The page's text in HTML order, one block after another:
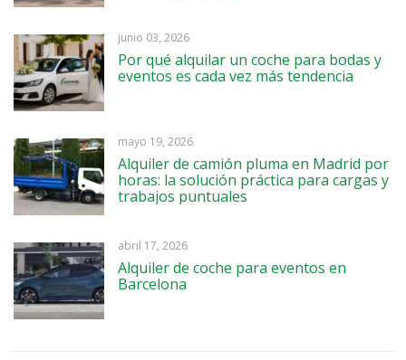
junio 03, 2026
Por qué alquilar un coche para bodas y
eventos es cada vez más tendencia
mayo 19, 2026
Alquiler de camión pluma en Madrid por
horas: la solución práctica para cargas y
trabajos puntuales
abril 17, 2026
Alquiler de coche para eventos en
Barcelona